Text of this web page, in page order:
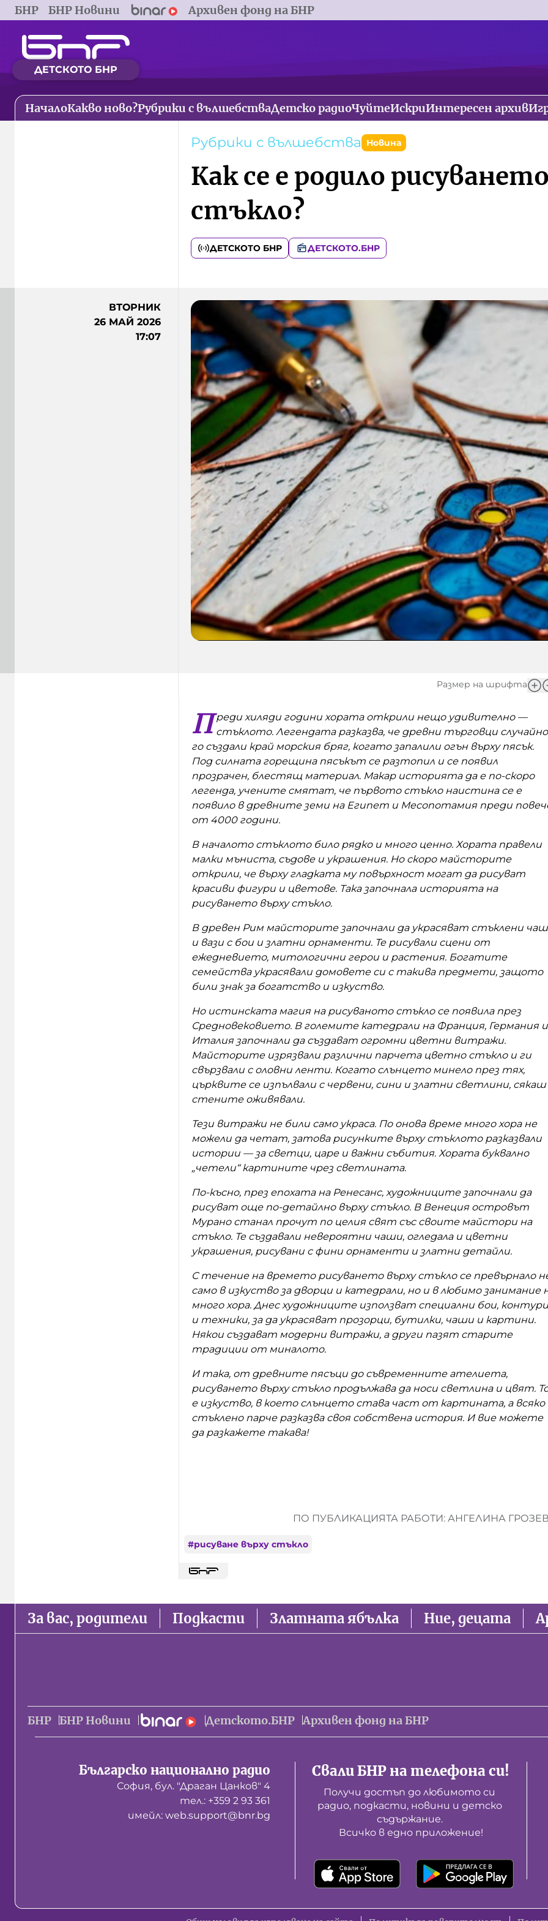
БНР БНР Новини Архивен фонд на БНР
ДЕТСКОТО БНР
НачалоКакво ново?Рубрики с вълшебстваДетско радиоЧуйтеИскриИнтересен архив
Рубрики с вълшебства Новина
Как се е родило
стъкло?
ДЕТСКОТО БНР ДЕТСКОТО.БНР
ВТОРНИК
26 МАЙ 2026
17:07
Размер на шрифта
П реди хиляди години хората открили нещо удивително —
стъклото. Легендата разказва, че древни търговци случайно
го създали край морския бряг, когато запалили огън върху пясък.
Под силната горещина пясъкът се разтопил и се появил
прозрачен, блестящ материал. Макар историята да е по-скоро
легенда, учените смятат, че първото стъкло наистина се е
появило в древните земи на Египет и Месопотамия преди
от 4000 години.
В началото стъклото било рядко и много ценно. Хората правели
малки мъниста, съдове и украшения. Но скоро майсторите
открили, че върху гладката му повърхност могат да рисуват
красиви фигури и цветове. Така започнала историята на
рисуването върху стъкло.
В древен Рим майсторите започнали да украсяват стъклени
и вази с бои и златни орнаменти. Те рисували сцени от
ежедневието, митологични герои и растения. Богатите
семейства украсявали домовете си с такива предмети, защото
били знак за богатство и изкуство.
Но истинската магия на рисуваното стъкло се появила през
Средновековието. В големите катедрали на Франция, Германия и
Италия започнали да създават огромни цветни витражи.
Майсторите изрязвали различни парчета цветно стъкло и ги
свързвали с оловни ленти. Когато слънцето минело през тях,
църквите се изпълвали с червени, сини и златни светлини, сякаш
стените оживявали.
Тези витражи не били само украса. По онова време много хора не
можели да четат, затова рисунките върху стъклото разказвали
истории — за светци, царе и важни събития. Хората буквално
„четели“ картините чрез светлината.
По-късно, през епохата на Ренесанс, художниците започнали да
рисуват още по-детайлно върху стъкло. В Венеция островът
Мурано станал прочут по целия свят със своите майстори на
стъкло. Те създавали невероятни чаши, огледала и цветни
украшения, рисувани с фини орнаменти и златни детайли.
С течение на времето рисуването върху стъкло се превърнало
само в изкуство за дворци и катедрали, но и в любимо занимание
много хора. Днес художниците използват специални бои, контури
и техники, за да украсяват прозорци, бутилки, чаши и картини.
Някои създават модерни витражи, а други пазят старите
традиции от миналото.
И така, от древните пясъци до съвременните ателиета,
рисуването върху стъкло продължава да носи светлина и цвят.
е изкуство, в което слънцето става част от картината, а всяко
стъклено парче разказва своя собствена история. И вие можете
да разкажете такава!
ПО ПУБЛИКАЦИЯТА РАБОТИ: АНГЕЛИНА
#рисуване върху стъкло
За вас, родители Подкасти Златната ябълка Ние, децата
БНР БНР Новини Детското.БНР Архивен фонд на БНР
Българско национално радио
София, бул. "Драган Цанков" 4
тел.: +359 2 93 361
имейл: web.support@bnr.bg
Свали БНР на телефона си!
Получи достъп до любимото си
радио, подкасти, новини и детско
съдържание.
Всичко в едно приложение!